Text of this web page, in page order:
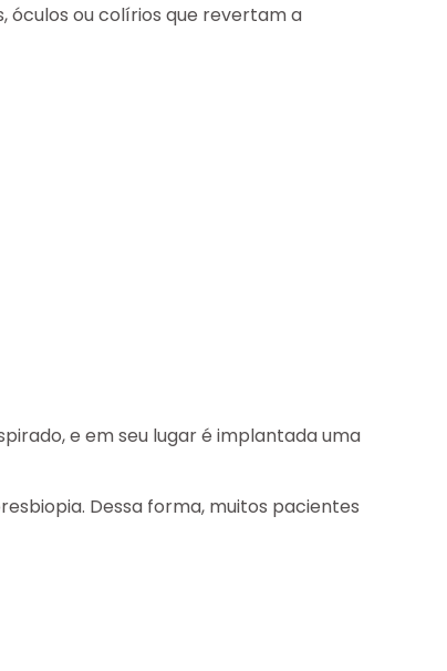
óculos ou colírios que revertam a
e em seu lugar é implantada uma
Dessa forma, muitos pacientes